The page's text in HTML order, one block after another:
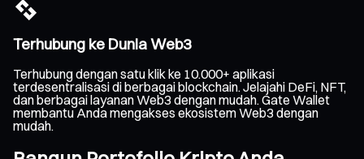
Terhubung ke Dunia Web3
Terhubung dengan satu klik ke 10.000+ aplikasi
terdesentralisasi di berbagai blockchain. Jelajahi DeFi, NFT,
dan berbagai layanan Web3 dengan mudah. Gate Wallet
membantu Anda mengakses ekosistem Web3 dengan
mudah.